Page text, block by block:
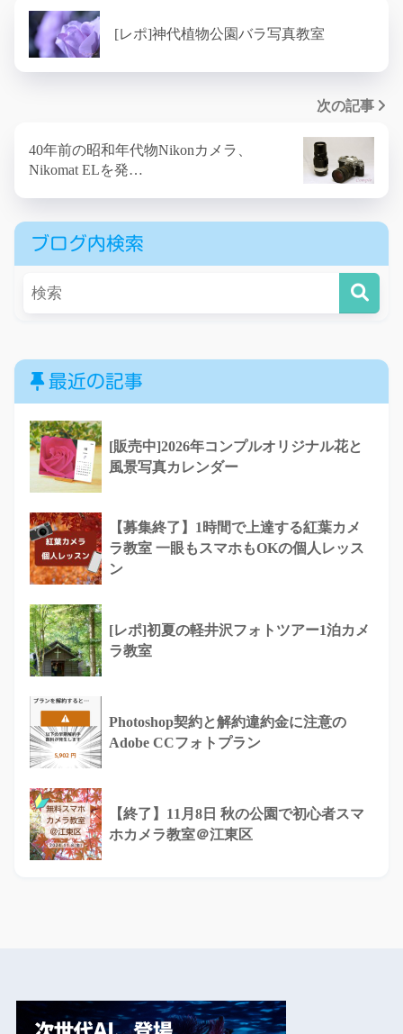
[レポ]神代植物公園バラ写真教室
次の記事
40年前の昭和年代物Nikonカメラ、
Nikomat ELを発…
ブログ内検索
最近の記事
[販売中]2026年コンプルオリジナル花と
風景写真カレンダー
【募集終了】1時間で上達する紅葉カメ
ラ教室 一眼もスマホもOKの個人レッス
ン
[レポ]初夏の軽井沢フォトツアー1泊カメ
ラ教室
Photoshop契約と解約違約金に注意の
Adobe CCフォトプラン
【終了】11月8日 秋の公園で初心者スマ
ホカメラ教室＠江東区